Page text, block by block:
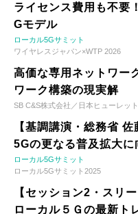
ライセンス費用も不要
Gモデル
ローカル5Gサミット
ワイヤレスジャパン×WTP 2026
高価な専用ネットワー
ワーク構築の現実解
SB C&S株式会社／日本ヒューレッ
【基調講演・総務省
5Gの更なる普及拡大に
ローカル5Gサミット
ローカル5Gサミット2025
【セッション2・スリ
ローカル５Ｇの最新